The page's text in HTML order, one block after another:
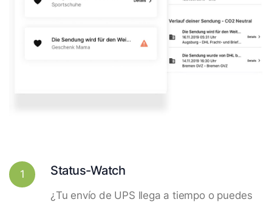
1 Status-Watch
¿Tu envío de UPS llega a tiempo o puedes